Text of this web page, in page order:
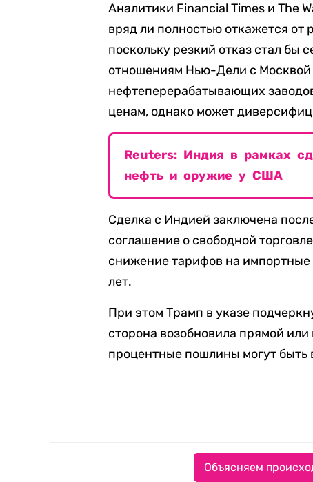
Аналитики Financial Times и The
вряд ли полностью откажется
поскольку резкий отказ стал бы
отношениям Нью-Дели с
нефтеперерабатывающих
ценам, однако может
Reuters: Индия в рамках
нефть и оружие у США
Сделка с Индией заключена
соглашение о свободной
снижение тарифов на импортные
лет.
При этом Трамп в указе
сторона возобновила прямой
процентные пошлины могут быть
Объясняем